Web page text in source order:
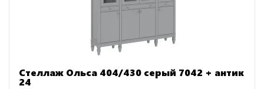
Стеллаж Ольса 404/430 серый 7042 + антик
24